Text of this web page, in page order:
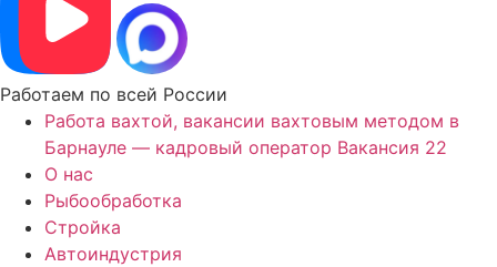
Работаем по всей России
Работа вахтой, вакансии вахтовым методом в
Барнауле — кадровый оператор Вакансия 22
О нас
Рыбообработка
Стройка
Автоиндустрия